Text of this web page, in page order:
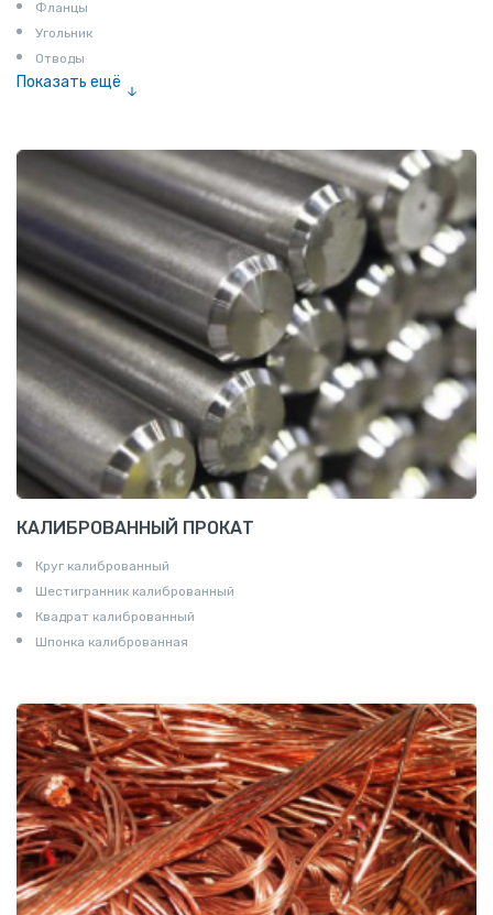
Фланцы
Угольник
Отводы
Показать ещё
Соединение «американка»
Штуцеры
Сгоны
Удлинители для труб
Крестовины
Контргайки
КАЛИБРОВАННЫЙ ПРОКАТ
Круг калиброванный
Шестигранник калиброванный
Квадрат калиброванный
Шпонка калиброванная